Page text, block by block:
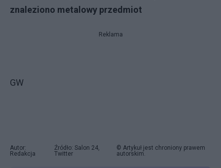
znaleziono metalowy przedmiot
Reklama
GW
Autor:
Redakcja
Źródło: Salon 24,
Twitter
© Artykuł jest chroniony prawem
autorskim.